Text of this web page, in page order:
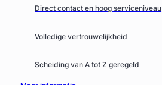
Direct contact en hoog serviceniveau
Volledige vertrouwelijkheid
Scheiding van A tot Z geregeld